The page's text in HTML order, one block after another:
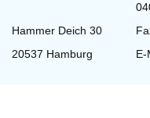
Hammer Deich 30
20537 Hamburg
E-